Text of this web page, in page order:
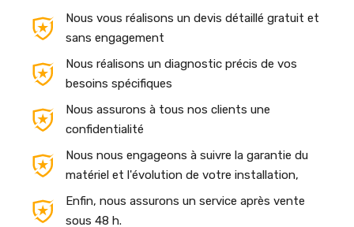
Nous vous réalisons un devis détaillé gratuit et
sans engagement
Nous réalisons un diagnostic précis de vos
besoins spécifiques
Nous assurons à tous nos clients une
confidentialité
Nous nous engageons à suivre la garantie du
matériel et l'évolution de votre installation,
Enfin, nous assurons un service après vente
sous 48 h.